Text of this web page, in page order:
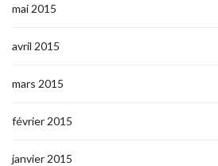
mai 2015
avril 2015
mars 2015
février 2015
janvier 2015